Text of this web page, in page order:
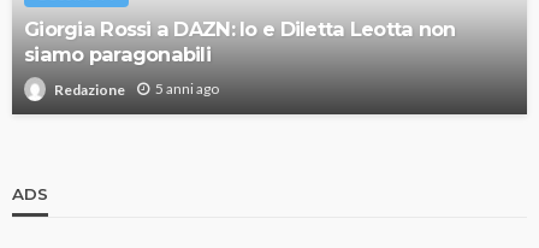
Giorgia Rossi a DAZN: Io e Diletta Leotta non
siamo paragonabili
Redazione 5 anni ago
ADS